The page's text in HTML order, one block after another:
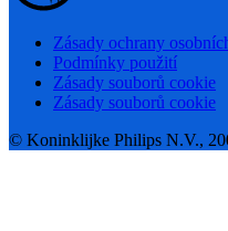
Zásady ochrany
Podmínky použití
Zásady souborů cookie
Zásady souborů cookie
© Koninklijke Philips N.V.,